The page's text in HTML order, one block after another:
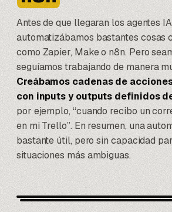
Antes de que llegaran los agentes
automatizábamos bastantes cosas
comoZapier, Make o n8n. Pero
seguíamos trabajando de manera
Creábamos cadenas de
con inputs y outputs definidos
por ejemplo, “cuando recibo un
en mi Trello”. En resumen, una
bastante útil, pero sin capacidad
situaciones más ambiguas.